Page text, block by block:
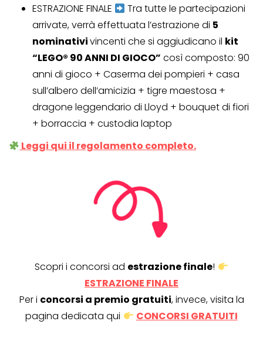
ESTRAZIONE FINALE
Tra tutte le partecipazioni
arrivate, verrà effettuata l’estrazione di 5
nominativivincenti che si aggiudicano il kit
“LEGO® 90 ANNI DI GIOCO” così composto: 90
anni di gioco + Caserma dei pompieri + casa
sull’albero dell’amicizia + tigre maestosa +
dragone leggendario di Lloyd + bouquet di fiori
+ borraccia + custodia laptop
Leggi qui il regolamento completo.
Scopri i concorsi ad estrazione finale!
ESTRAZIONE FINALE
Per i concorsi a premio gratuiti, invece, visita la
pagina dedicata qui
CONCORSI GRATUITI